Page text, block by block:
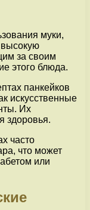
муки,
высокую
за своим
этого блюда.
панкейков
искусственные
Их
здоровья.
часто
что может
или